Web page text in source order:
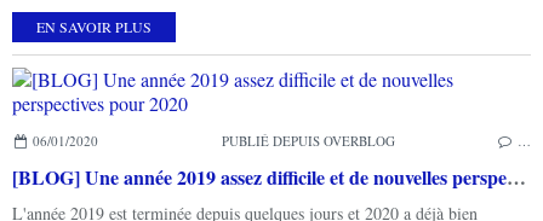
EN SAVOIR PLUS
06/01/2020 PUBLIÉ DEPUIS OVERBLOG …
[BLOG] Une année 2019 assez difficile et de nouvelles perspectives pour 2020
L'année 2019 est terminée depuis quelques jours et 2020 a déjà bien